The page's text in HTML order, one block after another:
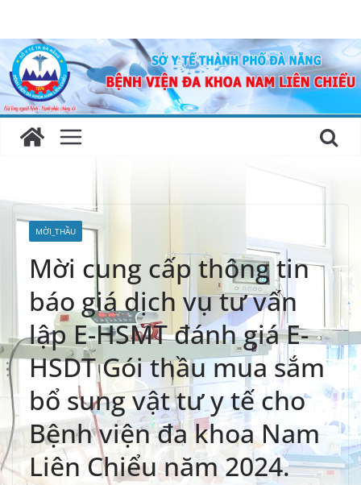
content
MỜI_THẦU
Mời cung cấp thông tin
báo giá dịch vụ tư vấn
lập E-HSMT đánh giá E-
HSDT Gói thầu mua sắm
bổ sung vật tư y tế cho
Bệnh viện đa khoa Nam
Liên Chiểu năm 2024.